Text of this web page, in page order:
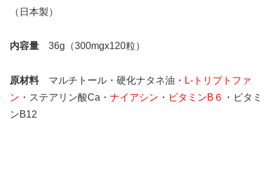
（日本製）
内容量 36g（300mgx120粒）
原材料マルチトール・硬化ナタネ油・ L-トリプトファ
ン ・ステアリン酸Ca・ ナイアシン ・ ビタミンB６
・ビタミ
ンB12